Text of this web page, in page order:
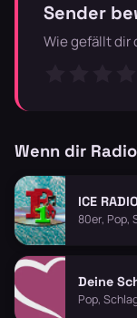
Sender
Wie gefällt dir
Wenn dir
ICE
80er, Pop,
Deine
Pop,